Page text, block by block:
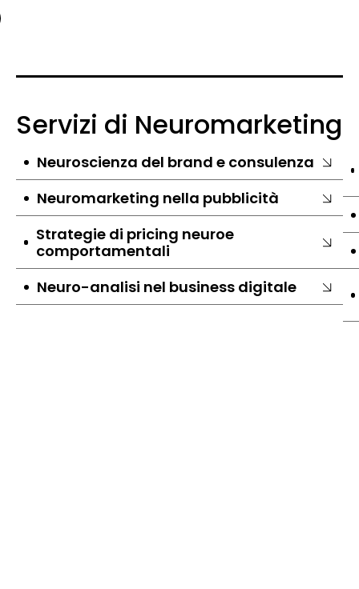
Servizi di Neuromarketing
Neuroscienza del brand e consulenza
Neuromarketing nella pubblicità
Strategie di pricing neuroe
comportamentali
Neuro-analisi nel business digitale